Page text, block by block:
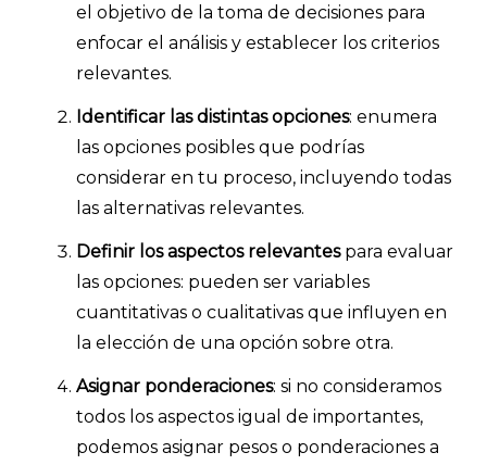
el objetivo de la toma de decisiones para
enfocar el análisis y establecer los criterios
relevantes.
Identificar las distintas opciones: enumera
las opciones posibles que podrías
considerar en tu proceso, incluyendo todas
las alternativas relevantes.
Definir los aspectos relevantespara evaluar
las opciones: pueden ser variables
cuantitativas o cualitativas que influyen en
la elección de una opción sobre otra.
Asignar ponderaciones: si no consideramos
todos los aspectos igual de importantes,
podemos asignar pesos o ponderaciones a